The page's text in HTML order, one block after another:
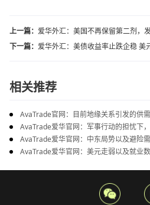
上一篇： 爱华外汇：美国不再保留第二剂，
下一篇： 爱华外汇：美债收益率止跌企稳 美
相关推荐
AvaTrade官网：目前地缘关系引发的供
油价格持续上涨
AvaTrade爱华官网：军事行动的担忧下
AvaTrade爱华官网：中东局势以及避险
稳健
AvaTrade爱华官网：美元走弱以及就业